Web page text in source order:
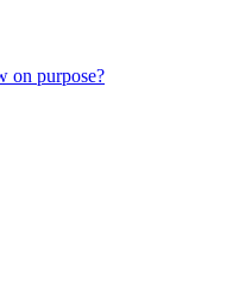
on purpose?